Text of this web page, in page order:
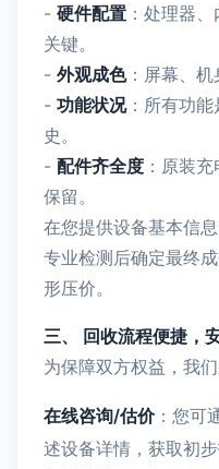
- 硬件配置 ：处理器
关键。
- 外观成色：屏幕、机
- 功能状况：所有功能
史。
- 配件齐全度 ：原装
保留。
在您提供设备基本信
专业检测后确定最终
形压价。
三、 回收流程便捷，
为保障双方权益，我
在线咨询/估价：您可
述设备详情，获取初步